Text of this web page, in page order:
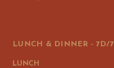
LUNCH & DINNER - 7D/7
LUNCH